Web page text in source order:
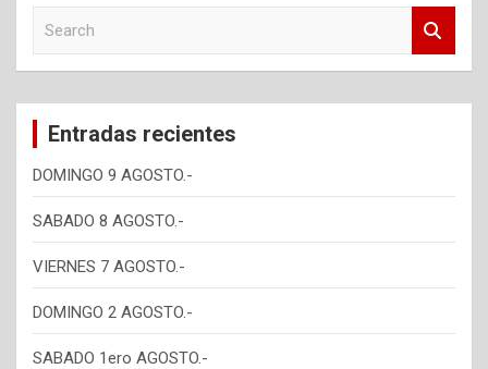
c
Entradas recientes
DOMINGO 9 AGOSTO.-
SABADO 8 AGOSTO.-
VIERNES 7 AGOSTO.-
DOMINGO 2 AGOSTO.-
SABADO 1ero AGOSTO.-